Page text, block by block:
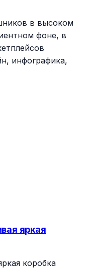
в высоком
фоне, в
инфографика,
яркая
коробка